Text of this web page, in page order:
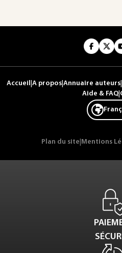
Accueil A propos Annuaire auteurs
Aide & FAQ|
Plan du site Mentions